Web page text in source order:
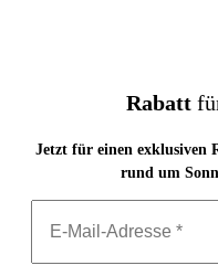
Rabatt
Jetzt für einen exklusiven
rund um